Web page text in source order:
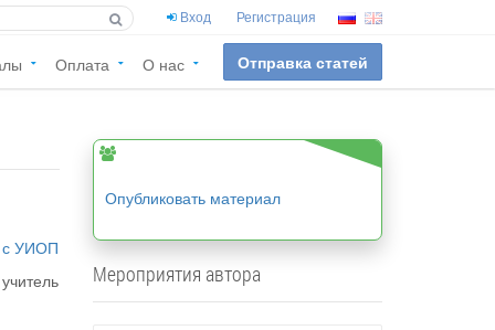
Вход Регистрация
Оплата О нас Отправка статей
УИОП
учитель
Опубликовать материал
Мероприятия автора